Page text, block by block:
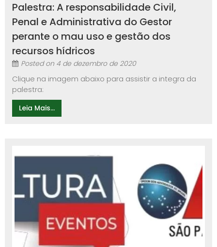
Palestra: A responsabilidade Civil,
Penal e Administrativa do Gestor
perante o mau uso e gestão dos
recursos hídricos
Posted on 4 de dezembro de 2020
Clique na imagem abaixo para assistir a integra da
palestra:
Leia Mais...